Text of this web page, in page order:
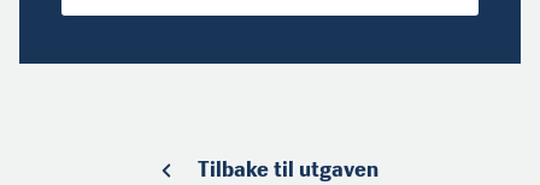
Tilbake til utgaven